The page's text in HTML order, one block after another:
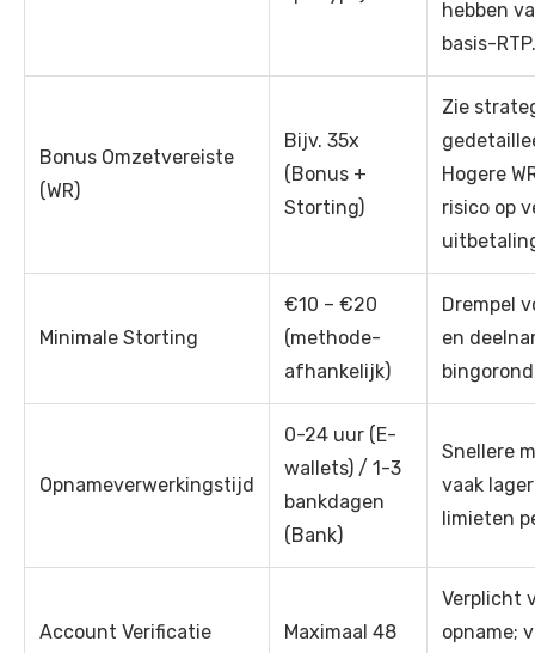
hebben
basis-RTP.
Bonus Omzetvereiste
(WR)
Bijv. 35x
(Bonus +
Storting)
Zie
Hogere
risico op
Minimale Storting
€10 – €20
(methode-
afhankelijk)
Drempel
en
Opnameverwerkingstijd
0-24 uur (E-
wallets) / 1-3
bankdagen
(Bank)
Snellere
vaak
limieten
Account Verificatie
Maximaal 48
Verplicht
opname;